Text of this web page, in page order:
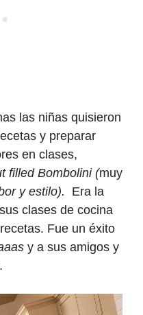
las niñas quisieron
y preparar
en clases,
filled Bombolini (muy
y estilo). Era la
clases de cocina
Fue un éxito
y a sus amigos y